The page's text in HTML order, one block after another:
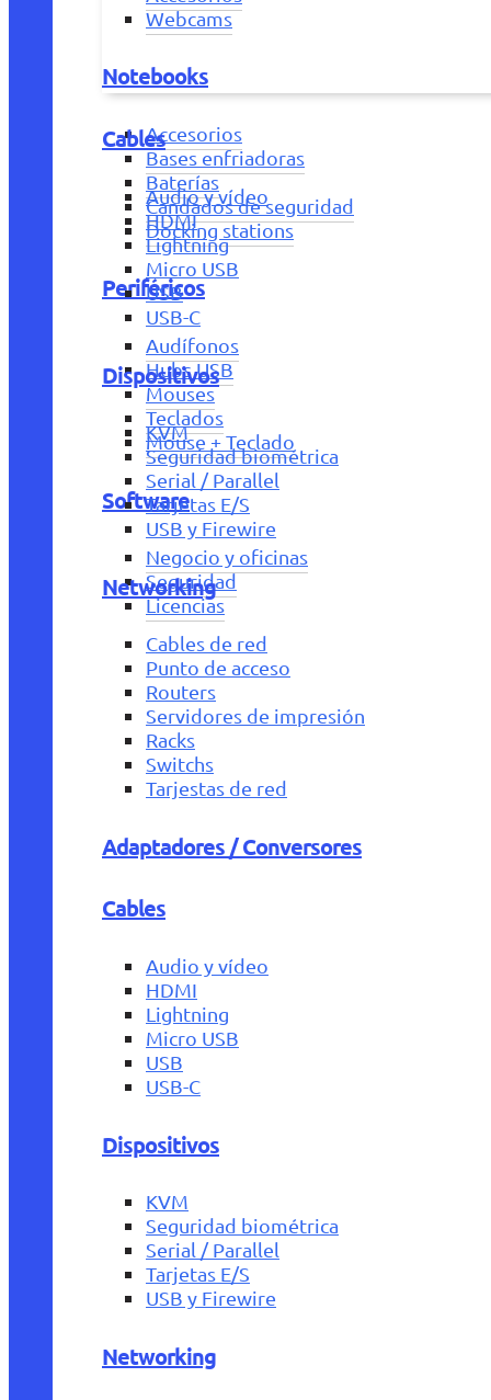
Webcams
Notebooks
Accesorios
Bases enfriadoras
Baterías
Candados de seguridad
Docking stations
Periféricos
Audífonos
Hubs USB
Mouses
Teclados
Mouse + Teclado
Software
Negocio y oficinas
Seguridad
Licencias
Cables
Audio y vídeo
HDMI
Lightning
Micro USB
USB
USB-C
Dispositivos
KVM
Seguridad biométrica
Serial / Parallel
Tarjetas E/S
USB y Firewire
Networking
Cables de red
Punto de acceso
Routers
Servidores de impresión
Racks
Switchs
Tarjestas de red
Adaptadores / Conversores
Cables
Audio y vídeo
HDMI
Lightning
Micro USB
USB
USB-C
Dispositivos
KVM
Seguridad biométrica
Serial / Parallel
Tarjetas E/S
USB y Firewire
Networking